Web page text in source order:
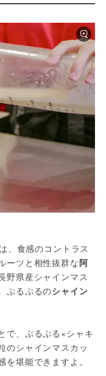
は、食感のコントラス
ーツと相性抜群な阿
野県産シャインマス
ぷるぷるのシャイン
で、ぷるぷる×シャキ
のシャインマスカッ
を堪能できますよ。